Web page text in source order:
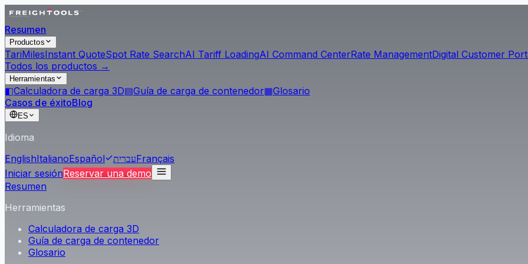
Resumen
Productos
TariMilesInstant QuoteSpot Rate SearchAI Tariff LoadingAI Command CenterRate ManagementDigital Customer
Todos los productos →
Herramientas
◧Calculadora de carga 3D▤Guía de carga de contenedor▦Glosario
Casos de éxitoBlog
ES
Idioma
EnglishItalianoEspañol עבריתFrançais
Iniciar sesiónReservar una demo
Resumen
Herramientas
Calculadora de carga 3D
Guía de carga de contenedor
Glosario